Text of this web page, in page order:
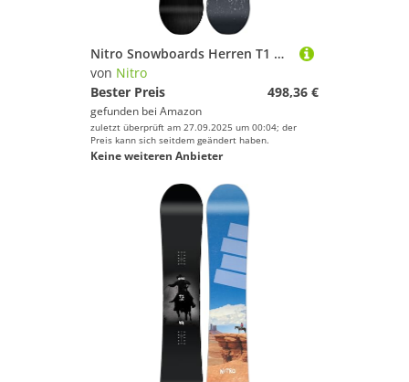
Nitro Snowboards Herren T1 BRD ´23, Freestyleboard, Twin, Cam-Out Camber, Park
von Nitro
Bester Preis
498,36 €
gefunden bei Amazon
zuletzt überprüft am 27.09.2025 um 00:04; der
Preis kann sich seitdem geändert haben.
Keine weiteren Anbieter